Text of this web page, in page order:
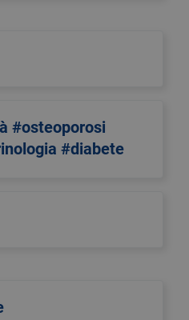
#osteoporosi
#diabete